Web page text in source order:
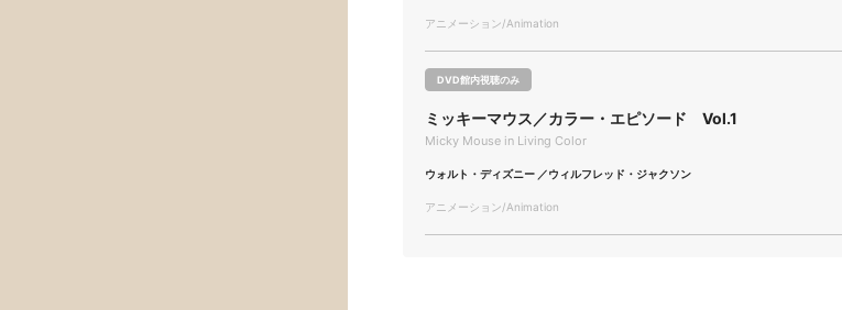
アニメーション/Animation
DVD館内視聴のみ
ミッキーマウス／カラー・エピソード Vol.1
Micky Mouse in Living Color
ウォルト・ディズニー ／ウィルフレッド・ジャクソン
アニメーション/Animation